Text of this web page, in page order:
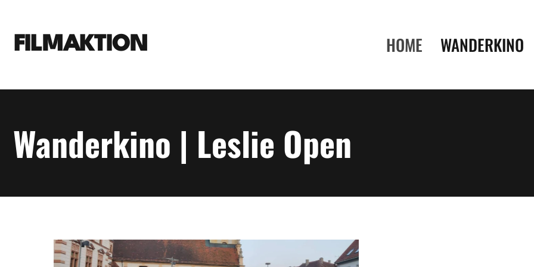
FILMAKTION HOME WANDERKINO
Wanderkino | Leslie Open
Image